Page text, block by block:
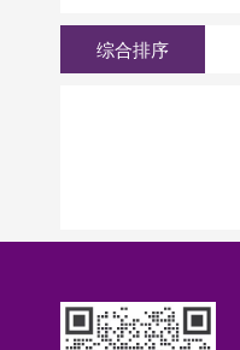
综合排序